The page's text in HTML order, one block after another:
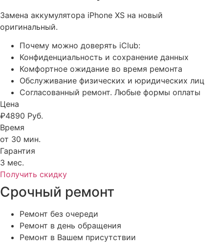
Замена аккумулятора iPhone XS на новый
оригинальный.
Почему можно доверять iClub:
Конфиденциальность и сохранение данных
Комфортное ожидание во время ремонта
Обслуживание физических и юридических лиц
Согласованный ремонт. Любые формы оплаты
Цена
₽4890 Руб.
Время
от 30 мин.
Гарантия
3 мес.
Получить скидку
Срочный ремонт
Ремонт без очереди
Ремонт в день обращения
Ремонт в Вашем присутствии